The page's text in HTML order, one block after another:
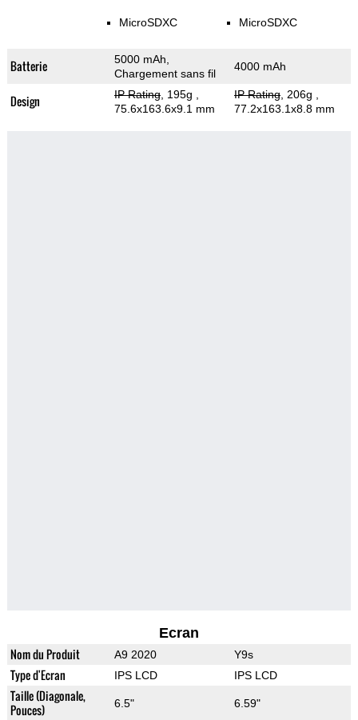
MicroSDXC MicroSDXC
Batterie
5000 mAh,
Chargement sans fil
4000 mAh
Design IP Rating, 195g
75.6x163.6x9.1 mm
IP Rating, 206g
77.2x163.1x8.8 mm
Ecran
Nom du Produit A9 2020 Y9s
Type d'Ecran IPS LCD IPS LCD
Taille (Diagonale,
Pouces)
6.5" 6.59"